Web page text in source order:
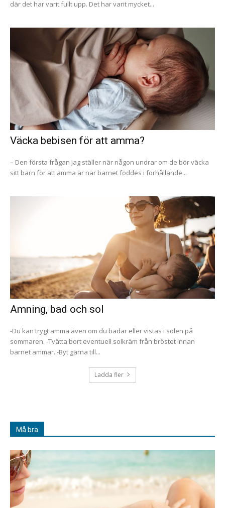
där det har varit fullt upp. Det har varit mycket...
Väcka bebisen för att amma?
– Den första frågan jag ställer när någon undrar om de bör väcka
sitt barn för att amma är när barnet föddes i förhållande...
Amning, bad och sol
-Du kan trygt amma även om du badar eller vistas i solen på
sommaren. -Tvätta bort eventuell solkräm från bröstet innan
barnet ammar. -Byt gärna till...
Ladda fler
Må bra